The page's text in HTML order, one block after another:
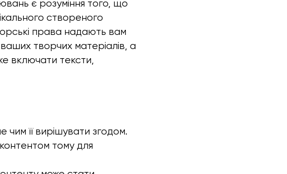
є розуміння того, що
створеного
права надають вам
творчих матеріалів, а
включати тексти,
її вирішувати згодом.
тому для